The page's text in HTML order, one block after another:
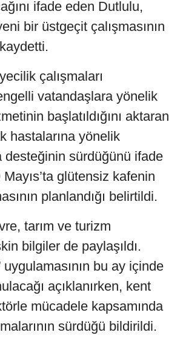
ifade eden Dutlulu,
bir üstgeçit çalışmasının
çalışmaları
vatandaşlara yönelik
başlatıldığını aktaran
hastalarına yönelik
desteğinin sürdüğünü ifade
glütensiz kafenin
planlandığı belirtildi.
tarım ve turizm
bilgiler de paylaşıldı.
uygulamasının bu ay içinde
açıklanırken, kent
mücadele kapsamında
sürdüğü bildirildi.